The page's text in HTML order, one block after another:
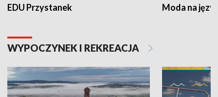
EDU Przystanek Moda na
WYPOCZYNEK I REKREACJA